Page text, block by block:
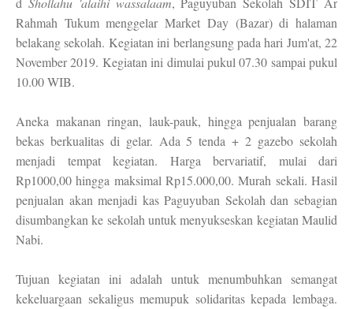
Rahmah Tukum menggelar Market Day (Bazar) di halaman
belakang sekolah. Kegiatan ini berlangsung pada hari Jum'at, 22
November 2019. Kegiatan ini dimulai pukul 07.30 sampai pukul
10.00 WIB.
Aneka makanan ringan, lauk-pauk, hingga penjualan barang
bekas berkualitas di gelar. Ada 5 tenda + 2 gazebo sekolah
menjadi tempat kegiatan. Harga bervariatif, mulai dari
Rp1000,00 hingga maksimal Rp15.000,00. Murah sekali. Hasil
penjualan akan menjadi kas Paguyuban Sekolah dan sebagian
disumbangkan ke sekolah untuk menyukseskan kegiatan Maulid
Nabi.
Tujuan kegiatan ini adalah untuk menumbuhkan semangat
kekeluargaan sekaligus memupuk solidaritas kepada lembaga.